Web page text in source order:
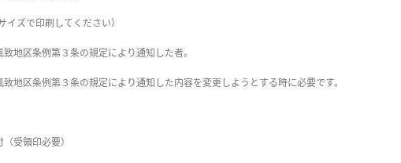
イズで印刷してください）
致地区条例第３条の規定により通知した者。
致地区条例第３条の規定により通知した内容を変更しようとする時に必要です。
受領印必要）